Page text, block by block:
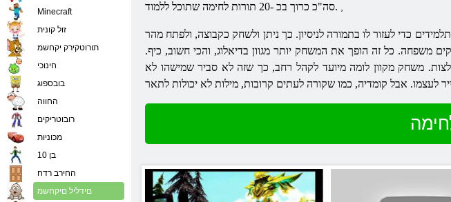
סה"כ כרוך בכ -20 תורות לחימה שתוכל ללמוד.
כדי לעזור לו בתמורה לניסיון. כך ניתן ולשחק כקבוצה, ולפתח מהר
משפחה. כל זה הופך את המשחק יותר מגוון בדיאלוג, והכי חשוב, כיף.
משחק מקוון לומה מיועד לקהל רחב, כך שזה לא סביר שמישהו לא
Minecraft
זול קונית
תורוטקירק יקחשמ
חינוכי
בובספוג
החווה
רובוטריקים
מכוניות
בן 10
החירב רדח
םידליל םיקחשמ